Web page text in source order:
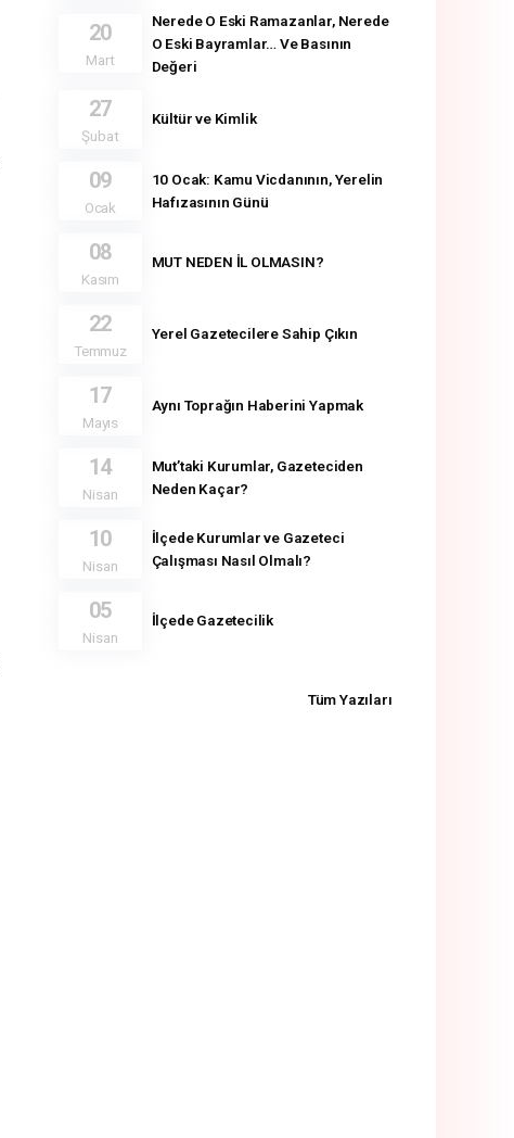
20
Mart
Nerede O Eski Ramazanlar, Nerede
O Eski Bayramlar… Ve Basının
Değeri
27
Şubat
Kültür ve Kimlik
09
Ocak
10 Ocak: Kamu Vicdanının, Yerelin
Hafızasının Günü
08
Kasım
MUT NEDEN İL OLMASIN?
22
Temmuz
Yerel Gazetecilere Sahip Çıkın
17
Mayıs
Aynı Toprağın Haberini Yapmak
14
Nisan
Mut’taki Kurumlar, Gazeteciden
Neden Kaçar?
10
Nisan
İlçede Kurumlar ve Gazeteci
Çalışması Nasıl Olmalı?
05
Nisan
İlçede Gazetecilik
Tüm Yazıları